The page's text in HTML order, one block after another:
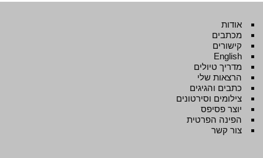
אודות
מכתבים
קישורים
English
מדריך טיולים
הרצאות שלי
כתבים והגיגים
צילומים וסירטונים
יוצר פסיפס
הפינה הפרטית
צור קשר